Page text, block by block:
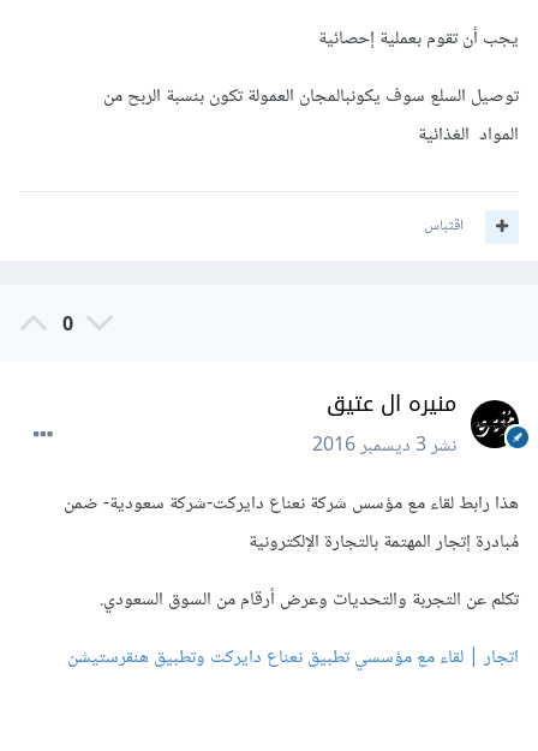
يجب أن تقوم بعملية إحصائية
توصيل السلع سوف يكونبالمجان العمولة تكون بنسبة الربح من
المواد الغذائية
اقتباس
0
منيره ال عتيق
نشر3 ديسمبر 2016
هذا رابط لقاء مع مؤسس شركة نعناع دايركت-شركة سعودية- ضمن
مُبادرة إتجار المهتمة بالتجارة الإلكترونية
تكلم عن التجربة والتحديات وعرض أرقام من السوق السعودي.
اتجار | لقاء مع مؤسسي تطبيق نعناع دايركت وتطبيق هنقرستيشن